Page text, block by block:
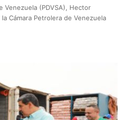
Venezuela (PDVSA), Hector
Cámara Petrolera de Venezuela